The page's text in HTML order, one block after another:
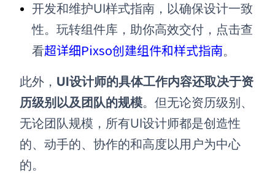
开发和维护UI样式指南，以确保设计一致
性。玩转组件库，助你高效交付，点击查
看超详细Pixso创建组件和样式指南。
此外， UI设计师的具体工作内容还取决于资
历级别以及团队的规模。但无论资历级别、
无论团队规模，所有UI设计师都是创造性
的、动手的、协作的和高度以用户为中心
的。